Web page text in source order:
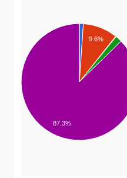
9.6%
87.3%